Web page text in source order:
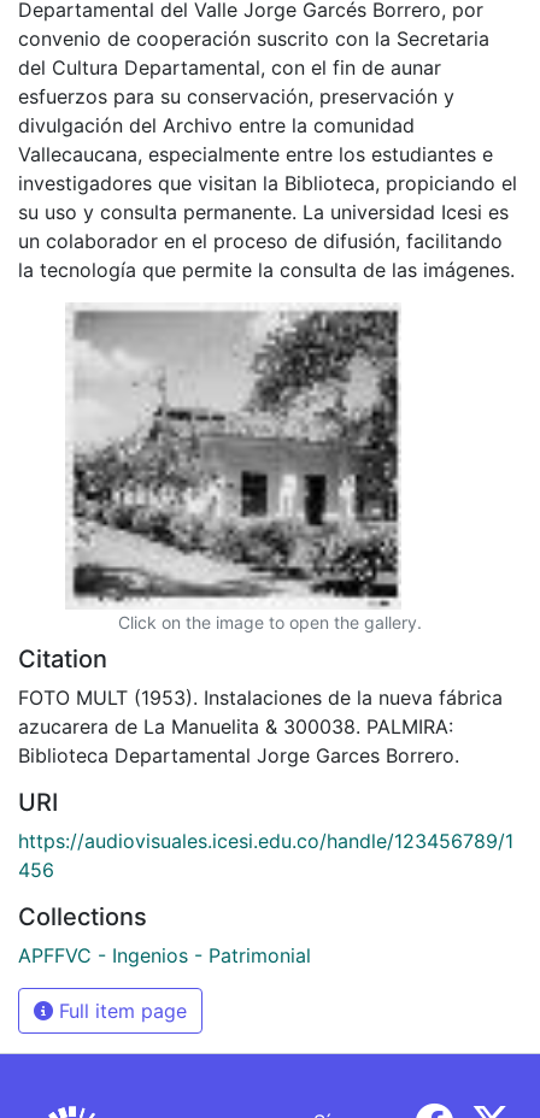
Departamental del Valle Jorge Garcés Borrero, por
convenio de cooperación suscrito con la Secretaria
del Cultura Departamental, con el fin de aunar
esfuerzos para su conservación, preservación y
divulgación del Archivo entre la comunidad
Vallecaucana, especialmente entre los estudiantes e
investigadores que visitan la Biblioteca, propiciando el
su uso y consulta permanente. La universidad Icesi es
un colaborador en el proceso de difusión, facilitando
la tecnología que permite la consulta de las imágenes.
Click on the image to open the gallery.
Citation
FOTO MULT (1953). Instalaciones de la nueva fábrica
azucarera de La Manuelita & 300038. PALMIRA:
Biblioteca Departamental Jorge Garces Borrero.
URI
https://audiovisuales.icesi.edu.co/handle/123456789/1
456
Collections
APFFVC - Ingenios - Patrimonial
Full item page